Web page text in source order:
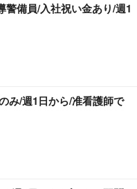
警備員/入社祝い金あり/週1
み/週1日から/准看護師で